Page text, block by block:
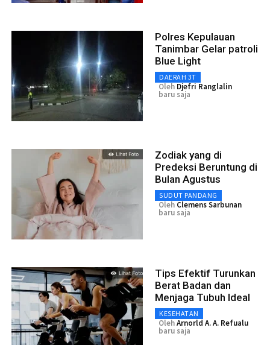
Polres Kepulauan
Tanimbar Gelar patroli
Blue Light
DAERAH 3T
Oleh Djefri Ranglalin
baru saja
Zodiak yang di
Predeksi Beruntung di
Bulan Agustus
SUDUT PANDANG
Oleh Clemens Sarbunan
baru saja
Tips Efektif Turunkan
Berat Badan dan
Menjaga Tubuh Ideal
KESEHATAN
OlehArnorld A. A. Refualu
baru saja